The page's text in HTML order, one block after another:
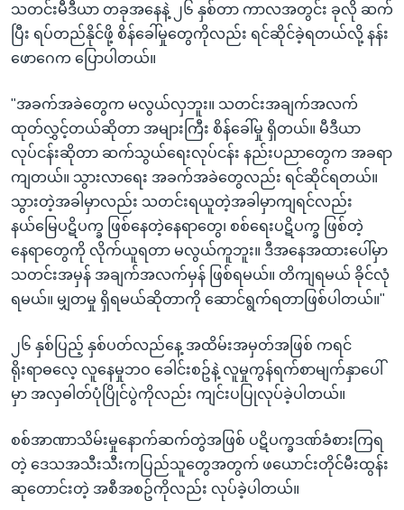
သတင်းမီဒီယာ တခုအနေနဲ့ ၂၆ နှစ်တာ ကာလအတွင်း ခုလို ဆက်
ပြီး ရပ်တည်နိုင်ဖို့ စိန်ခေါ်မှုတွေကိုလည်း ရင်ဆိုင်ခဲ့ရတယ်လို့ နန်း
ဖောဂေက ပြောပါတယ်။
"အခက်အခဲတွေက မလွယ်လှဘူး။ သတင်းအချက်အလက်
ထုတ်လွှင့်တယ်ဆိုတာ အများကြီး စိန်ခေါ်မှု ရှိတယ်။ မီဒီယာ
လုပ်ငန်းဆိုတာ ဆက်သွယ်ရေးလုပ်ငန်း နည်းပညာတွေက အခရာ
ကျတယ်။ သွားလာရေး အခက်အခဲတွေလည်း ရင်ဆိုင်ရတယ်။
သွားတဲ့အခါမှာလည်း သတင်းရယူတဲ့အခါမှာကျရင်လည်း
နယ်မြေပဋိပက္ခ ဖြစ်နေတဲ့နေရာတွေ၊ စစ်ရေးပဋိပက္ခ ဖြစ်တဲ့
နေရာတွေကို လိုက်ယူရတာ မလွယ်ကူဘူး။ ဒီအနေအထားပေါ်မှာ
သတင်းအမှန် အချက်အလက်မှန် ဖြစ်ရမယ်။ တိကျရမယ် ခိုင်လုံ
ရမယ်။ မျှတမှု ရှိရမယ်ဆိုတာကို ဆောင်ရွက်ရတာဖြစ်ပါတယ်။"
၂၆ နှစ်ပြည့် နှစ်ပတ်လည်နေ့ အထိမ်းအမှတ်အဖြစ် ကရင်
ရိုးရာဓလေ့ လူနေမှုဘဝ ခေါင်းစဥ်နဲ့ လူမှုကွန်ရက်စာမျက်နှာပေါ်
မှာ အလှဓါတ်ပုံပြိုင်ပွဲကိုလည်း ကျင်းပပြုလုပ်ခဲ့ပါတယ်။
စစ်အာဏာသိမ်းမှုနောက်ဆက်တွဲအဖြစ် ပဋိပက္ခဒဏ်ခံစားကြရ
တဲ့ ဒေသအသီးသီးကပြည်သူတွေအတွက် ဖယောင်းတိုင်မီးထွန်း
ဆုတောင်းတဲ့ အစီအစဥ်ကိုလည်း လုပ်ခဲ့ပါတယ်။